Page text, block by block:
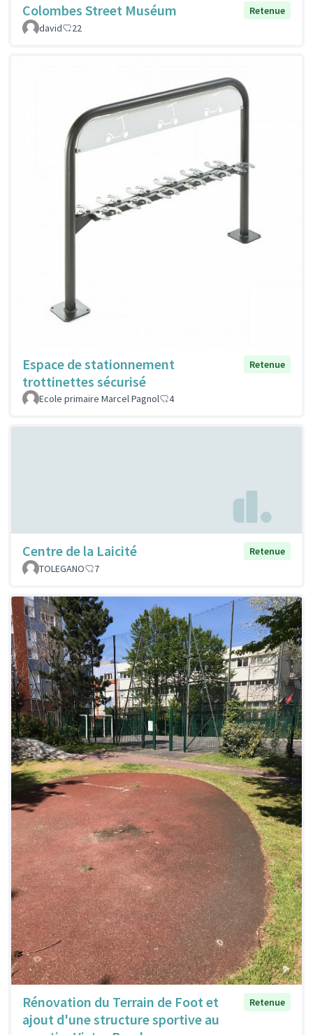
Colombes Street Muséum
Retenue
david
22
Espace de stationnement
trottinettes sécurisé
Retenue
Ecole primaire Marcel Pagnol 4
Centre de la Laicité
Retenue
TOLEGANO
7
Rénovation du Terrain de Foot et
ajout d'une structure sportive au
Retenue